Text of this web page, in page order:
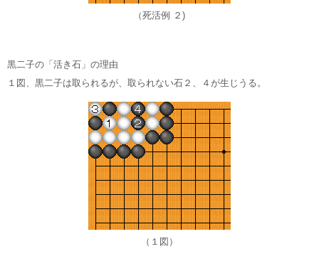
（死活例 ２)
黒二子の「活き石」の理由
１図、黒二子は取られるが、取られない石２、４が生じうる。
（１図）